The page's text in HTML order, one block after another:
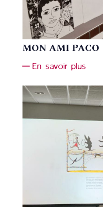
MON AMI PACO
En savoir plus